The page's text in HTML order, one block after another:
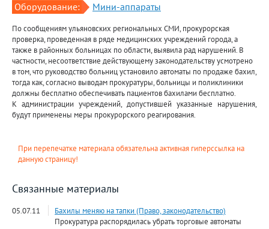
Оборудование: Мини-аппараты
По сообщениям ульяновских региональных СМИ, прокурорская
проверка, проведенная в ряде медицинских учреждений города, а
также в районных больницах по области, выявила рад нарушений. В
частности, несоответствие действующему законодательству усмотрено
в том, что руководство больниц установило автоматы по продаже бахил,
тогда как, согласно выводам прокуратуры, больницы и поликлиники
должны бесплатно обеспечивать пациентов бахилами бесплатно.
К администрации учреждений, допустившей указанные нарушения,
будут применены меры прокурорского реагирования.
При перепечатке материала обязательна активная гиперссылка на
данную страницу!
Связанные материалы
05.07.11
Бахилы меняю на тапки (Право, законодательство)
Прокуратура распорядилась убрать торговые автоматы